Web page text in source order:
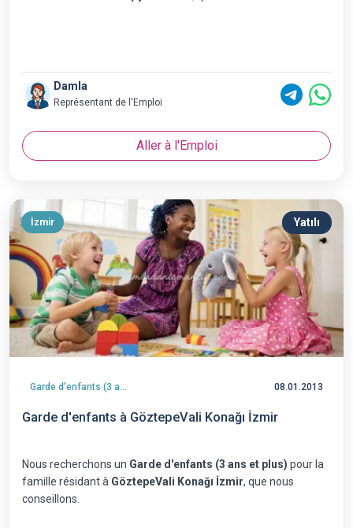
Damla
Représentant de l'Emploi
Aller à l'Emploi
İzmir Yatılı
Garde d'enfants (3 ans et plus) 08.01.2013
Garde d'enfants à GöztepeVali Konağı İzmir
Nous recherchons un Garde d'enfants (3 ans et plus) pour la
famille résidant à GöztepeVali Konağı İzmir, que nous
conseillons.